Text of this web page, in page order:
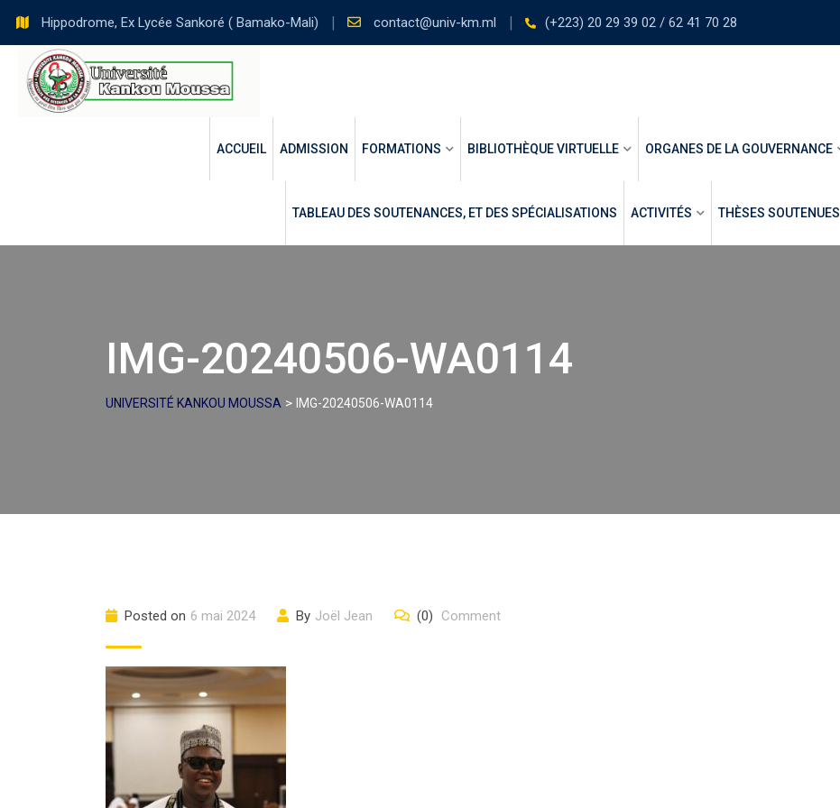
content
Hippodrome, Ex Lycée Sankoré ( Bamako-Mali) contact@univ-km.ml (+223) 20 29 39 02 / 62 41 70 28
ACCUEIL ADMISSION FORMATIONS BIBLIOTHÈQUE VIRTUELLE ORGANES DE LA GOUVERNANCE
TABLEAU DES SOUTENANCES, ET DES SPÉCIALISATIONS ACTIVITÉS THÈSES SOUTENUES
IMG-20240506-WA0114
UNIVERSITÉ KANKOU MOUSSA > IMG-20240506-WA0114
Posted on 6 mai 2024 By Joël Jean (0) Comment